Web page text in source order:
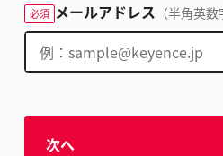
必須 メールアドレス （半角英数
次へ